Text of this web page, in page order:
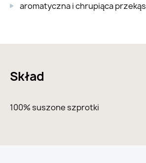
aromatyczna i chrupiąca
Skład
100% suszone szprotki